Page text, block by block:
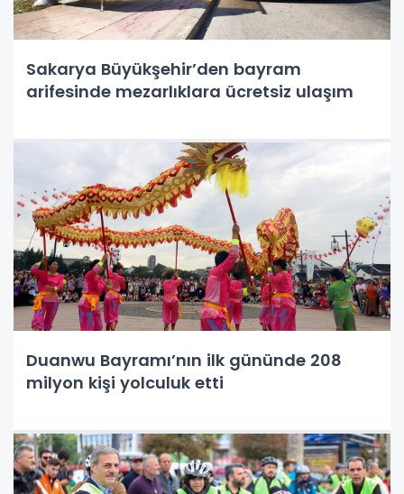
Sakarya Büyükşehir’den bayram
arifesinde mezarlıklara ücretsiz ulaşım
Duanwu Bayramı’nın ilk gününde 208
milyon kişi yolculuk etti